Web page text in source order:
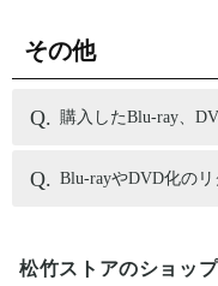
その他
購入したBlu-ray、
Blu-rayやDVD化の
松竹ストアのショップ